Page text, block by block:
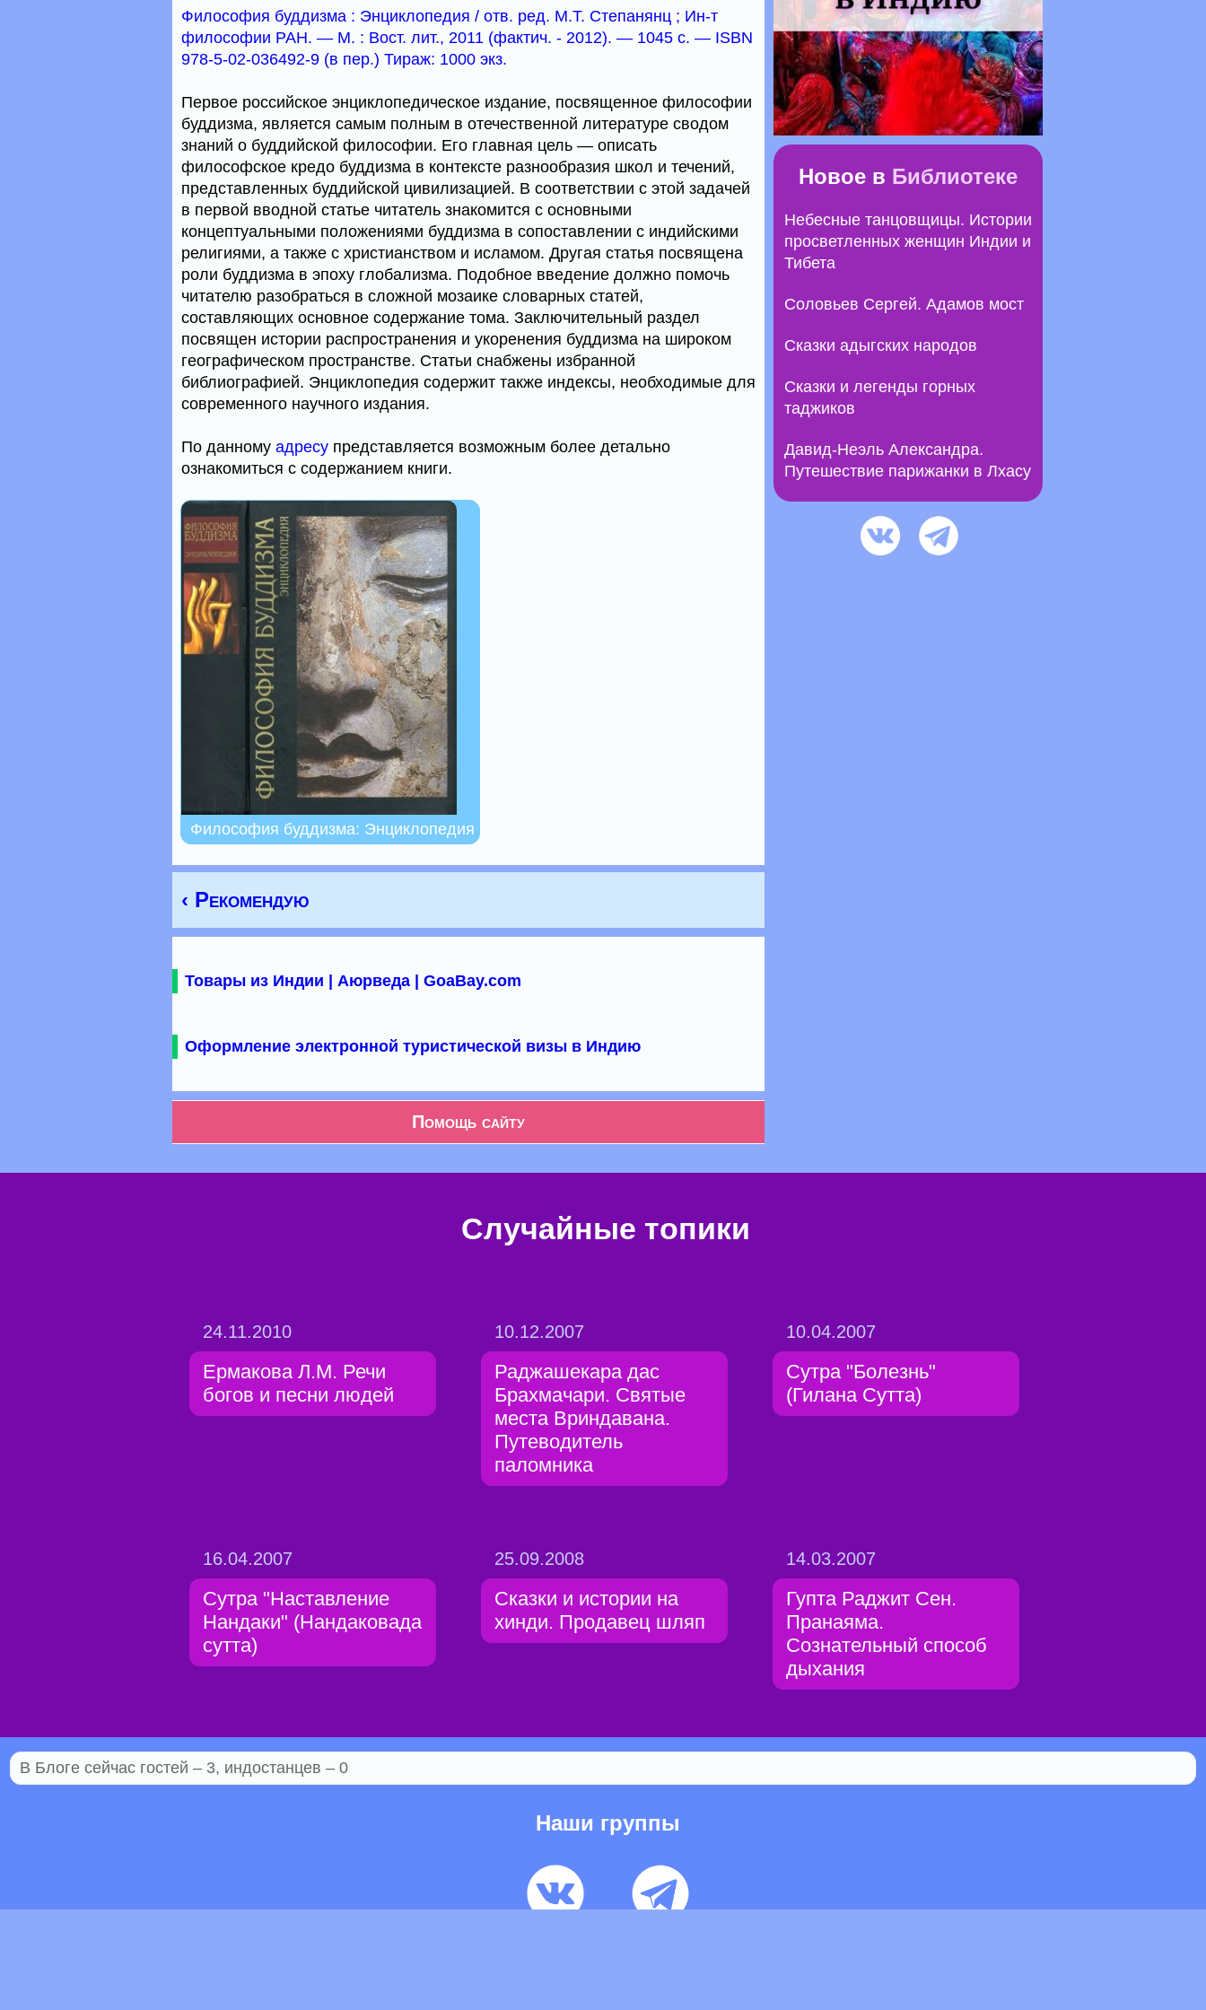
Философия буддизма : Энциклопедия / отв. ред. М.Т. Степанянц ; Ин-т
философии РАН. — М. : Вост. лит., 2011 (фактич. - 2012). — 1045 с. — ISBN
978-5-02-036492-9 (в пер.) Тираж: 1000 экз.
Первое российское энциклопедическое издание, посвященное философии
буддизма, является самым полным в отечественной литературе сводом
знаний о буддийской философии. Его главная цель — описать
философское кредо буддизма в контексте разнообразия школ и течений,
представленных буддийской цивилизацией. В соответствии с этой задачей
в первой вводной статье читатель знакомится с основными
концептуальными положениями буддизма в сопоставлении с индийскими
религиями, а также с христианством и исламом. Другая статья посвящена
роли буддизма в эпоху глобализма. Подобное введение должно помочь
читателю разобраться в сложной мозаике словарных статей,
составляющих основное содержание тома. Заключительный раздел
посвящен истории распространения и укоренения буддизма на широком
географическом пространстве. Статьи снабжены избранной
библиографией. Энциклопедия содержит также индексы, необходимые для
современного научного издания.
По данному адресу представляется возможным более детально
ознакомиться с содержанием книги.
Философия буддизма: Энциклопедия
‹ Рекомендую
Товары из Индии | Аюрведа | GoaBay.com
Оформление электронной туристической визы в Индию
Помощь сайту
Новое в Библиотеке
Небесные танцовщицы. Истории
просветленных женщин Индии и
Тибета
Соловьев Сергей. Адамов мост
Сказки адыгских народов
Сказки и легенды горных
таджиков
Давид-Неэль Александра.
Путешествие парижанки в Лхасу
Случайные топики
24.11.2010
Ермакова Л.М. Речи
богов и песни людей
10.12.2007
Раджашекара дас
Брахмачари. Святые
места Вриндавана.
Путеводитель
паломника
10.04.2007
Сутра "Болезнь"
(Гилана Сутта)
16.04.2007
Сутра "Наставление
Нандаки" (Нандаковада
сутта)
25.09.2008
Сказки и истории на
хинди. Продавец шляп
14.03.2007
Гупта Раджит Сен.
Пранаяма.
Сознательный способ
дыхания
В Блоге сейчас гостей – 3, индостанцев – 0
Наши группы